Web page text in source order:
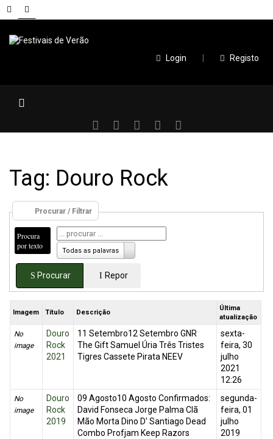
Login Registo
Tag: Douro Rock
Procurar / Filtrar
Procura
por texto
Todas as palavras
Procurar Repor
Imagem Título Descrição
Última
atualização
No
image
Douro
Rock
2021
11 Setembro12 Setembro GNR
The Gift Samuel Úria Três Tristes
Tigres Cassete Pirata NEEV
sexta-
feira, 30
julho
2021
12:26
No
image
Douro
Rock
2019
09 Agosto10 Agosto Confirmados:
David Fonseca Jorge Palma Clã
Mão Morta Dino D' Santiago Dead
Combo Profjam Keep Razors
segunda-
feira, 01
julho
2019